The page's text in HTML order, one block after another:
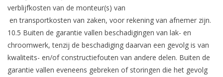
verblijfkosten van de monteur(s) van
en transportkosten van zaken, voor rekening van afnemer zijn.
10.5 Buiten de garantie vallen beschadigingen van lak- en
chroomwerk, tenzij de beschadiging daarvan een gevolg is van
kwaliteits- en/of constructiefouten van andere delen. Buiten de
garantie vallen eveneens gebreken of storingen die het gevolg